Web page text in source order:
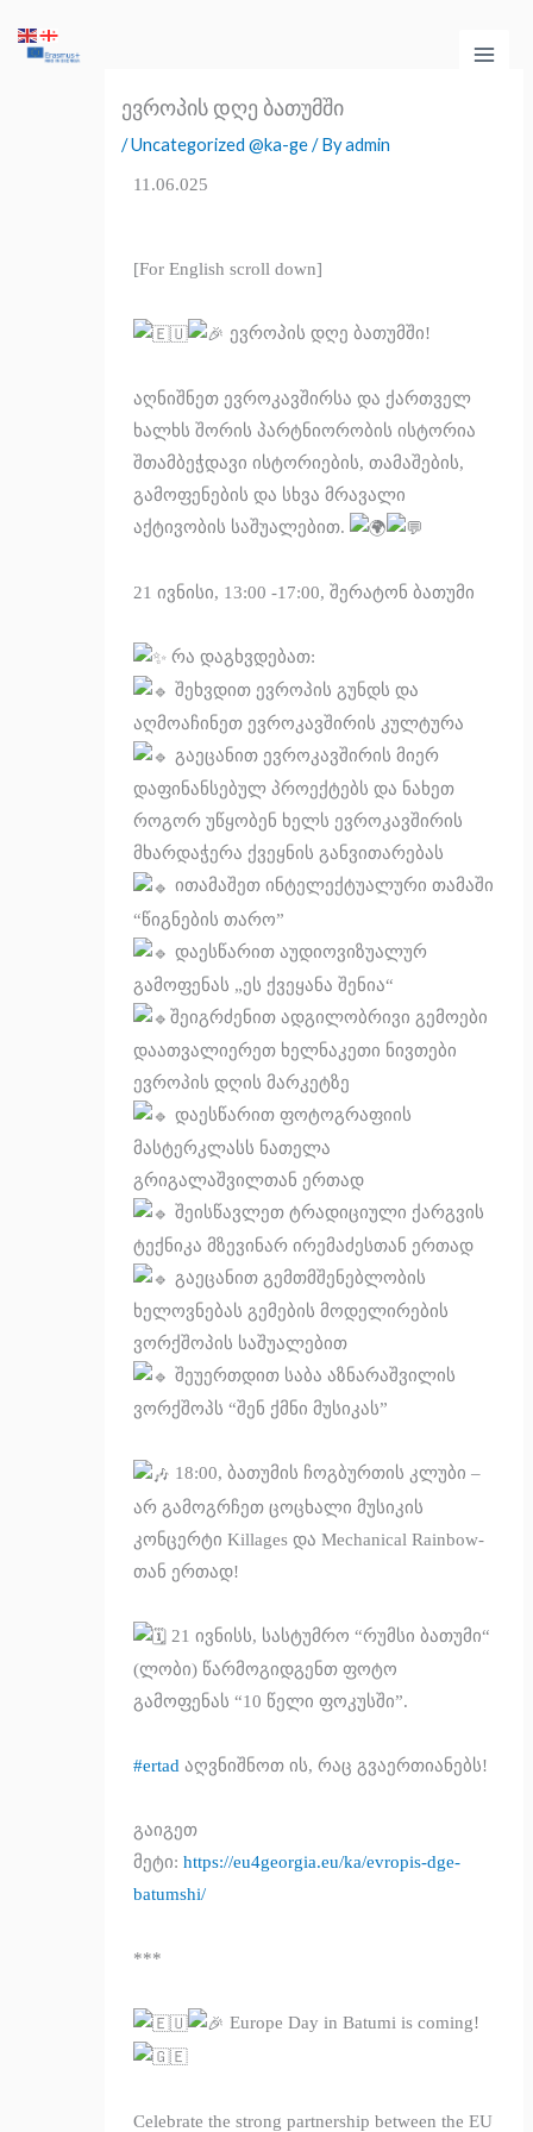
ევროპის დღე ბათუმში
/Uncategorized @ka-ge/ Byadmin
11.06.025
[For English scroll down]
ევროპის დღე ბათუმში!
აღნიშნეთ ევროკავშირსა და ქართველ
ხალხს შორის პარტნიორობის ისტორია
შთამბეჭდავი ისტორიების, თამაშების,
გამოფენების და სხვა მრავალი
აქტივობის საშუალებით.
21 ივნისი, 13:00 -17:00, შერატონ ბათუმი
რა დაგხვდებათ:
შეხვდით ევროპის გუნდს და
აღმოაჩინეთ ევროკავშირის კულტურა
გაეცანით ევროკავშირის მიერ
დაფინანსებულ პროექტებს და ნახეთ
როგორ უწყობენ ხელს ევროკავშირის
მხარდაჭერა ქვეყნის განვითარებას
ითამაშეთ ინტელექტუალური თამაში
“წიგნების თარო”
დაესწარით აუდიოვიზუალურ
გამოფენას „ეს ქვეყანა შენია“
შეიგრძენით ადგილობრივი გემოები
დაათვალიერეთ ხელნაკეთი ნივთები
ევროპის დღის მარკეტზე
დაესწარით ფოტოგრაფიის
მასტერკლასს ნათელა
გრიგალაშვილთან ერთად
შეისწავლეთ ტრადიციული ქარგვის
ტექნიკა მზევინარ ირემაძესთან ერთად
გაეცანით გემთმშენებლობის
ხელოვნებას გემების მოდელირების
ვორქშოპის საშუალებით
შეუერთდით საბა აზნარაშვილის
ვორქშოპს “შენ ქმნი მუსიკას”
18:00, ბათუმის ჩოგბურთის კლუბი –
არ გამოგრჩეთ ცოცხალი მუსიკის
კონცერტი Killages და Mechanical Rainbow-
თან ერთად!
21 ივნისს, სასტუმრო “რუმსი ბათუმი“
(ლობი) წარმოგიდგენთ ფოტო
გამოფენას “10 წელი ფოკუსში”.
#ertad აღვნიშნოთ ის, რაც გვაერთიანებს!
გაიგეთ
მეტი:https://eu4georgia.eu/ka/evropis-dge-
batumshi/
***
Europe Day in Batumi is coming!
Celebrate the strong partnership between the EU